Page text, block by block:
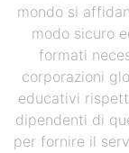
mondo si
modo sicuro
formati
corporazioni
educativi
dipendenti di
per fornire il